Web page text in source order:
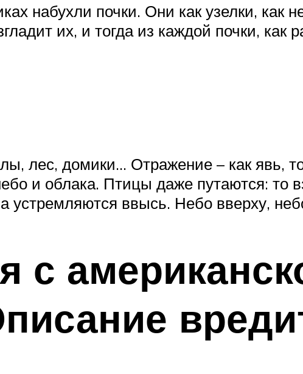
набухли почки. Они как узелки, как
их, и тогда из каждой почки, как
лес, домики… Отражение – как явь,
и облака. Птицы даже путаются: то
устремляются ввысь. Небо вверху,
с